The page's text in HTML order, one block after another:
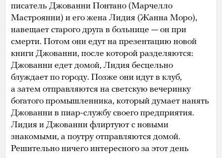
писатель Джованни Понтано (Марчелло
Мастроянни) и его жена Лидия (Жанна Моро),
навещает старого друга в больнице — он при
смерти. Потом они едут на презентацию новой
книги Джованни, после которой разделяются:
Джованни едет домой, Лидия бесцельно
блуждает по городу. Позже они идут в клуб,
а затем отправляются на светскую вечеринку
богатого промышленника, который думает нанять
Джованни в пиар-службу своего предприятия.
Лидия и Джованни флиртуют с новыми
знакомыми, а поутру отправляются домой.
Решительно ничего интересного за этот день